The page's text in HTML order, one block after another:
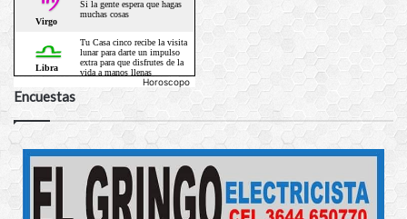
Horoscopo
Encuestas